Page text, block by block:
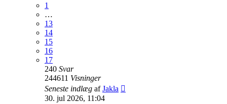
1
…
13
14
15
16
17
240 Svar
244611 Visninger
Seneste indlæg afJakla
30. jul 2026, 11:04